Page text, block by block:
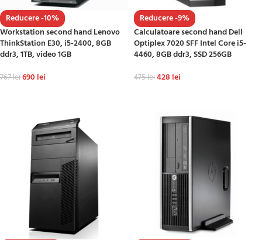
Reducere -10%
Workstation second hand Lenovo
ThinkStation E30, i5-2400, 8GB
ddr3, 1TB, video 1GB
767lei690 lei
Reducere -9%
Calculatoare second hand Dell
Optiplex 7020 SFF Intel Core i5-
4460, 8GB ddr3, SSD 256GB
475lei428 lei